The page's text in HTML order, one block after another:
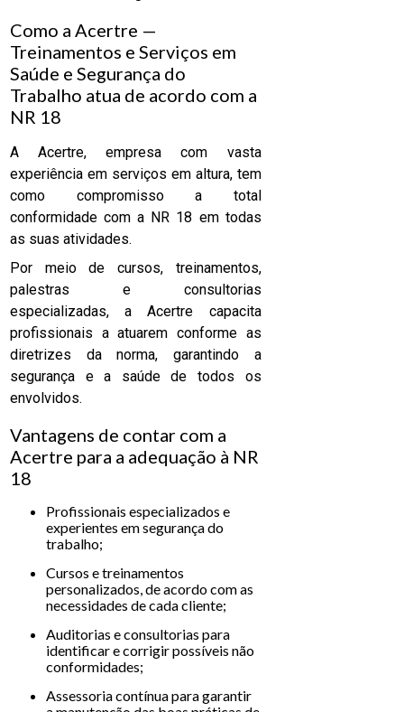
Como a Acertre —
Treinamentos e Serviços em
Saúde e Segurança do
Trabalho atua de acordo com a
NR 18
A Acertre, empresa com vasta
experiência em serviços em altura, tem
como compromisso a total
conformidade com a NR 18 em todas
as suas atividades.
Por meio de cursos, treinamentos,
palestras e consultorias
especializadas, a Acertre capacita
profissionais a atuarem conforme as
diretrizes da norma, garantindo a
segurança e a saúde de todos os
envolvidos.
Vantagens de contar com a
Acertre para a adequação à NR
18
Profissionais especializados e
experientes em segurança do
trabalho;
Cursos e treinamentos
personalizados, de acordo com as
necessidades de cada cliente;
Auditorias e consultorias para
identificar e corrigir possíveis não
conformidades;
Assessoria contínua para garantir